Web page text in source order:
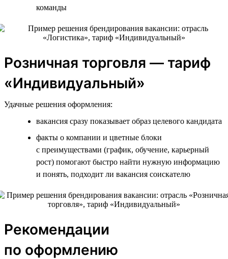
команды
Розничная торговля — тариф
«Индивидуальный»
Удачные решения оформления:
вакансия сразу показывает образ целевого кандидата
факты о компании и цветные блоки
с преимуществами (график, обучение, карьерный
рост) помогают быстро найти нужную информацию
и понять, подходит ли вакансия соискателю
Рекомендации
по оформлению